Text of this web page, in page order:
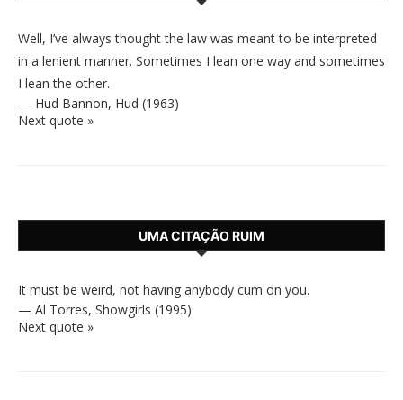
Well, I’ve always thought the law was meant to be interpreted
in a lenient manner. Sometimes I lean one way and sometimes
I lean the other.
— Hud Bannon, Hud (1963)
Next quote »
UMA CITAÇÃO RUIM
It must be weird, not having anybody cum on you.
— Al Torres, Showgirls (1995)
Next quote »